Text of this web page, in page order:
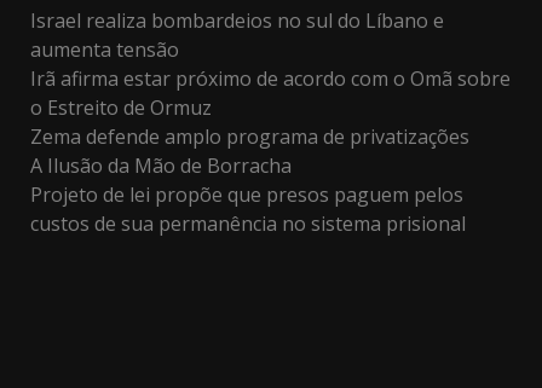
Israel realiza bombardeios no sul do Líbano e
aumenta tensão
Irã afirma estar próximo de acordo com o Omã sobre
o Estreito de Ormuz
Zema defende amplo programa de privatizações
A Ilusão da Mão de Borracha
Projeto de lei propõe que presos paguem pelos
custos de sua permanência no sistema prisional